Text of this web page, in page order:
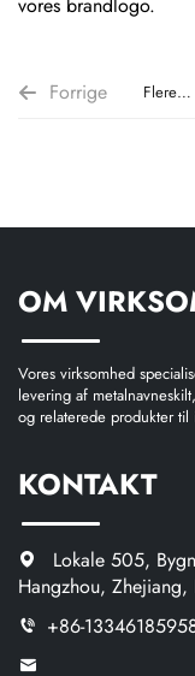
Forrige
Flere
med
større
OM
Vores virksomhed
levering af
og relaterede produkter til
KONTAKT
Lokale 505,
Hangzhou, Zhejiang,
+86-